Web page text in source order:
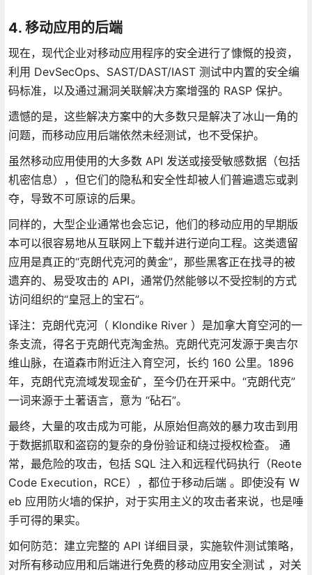
4. 移动应用的后端
现在，现代企业对移动应用程序的安全进行了慷慨的投资，
利用 DevSecOps、SAST/DAST/IAST 测试中内置的安全编
码标准，以及通过漏洞关联解决方案增强的 RASP 保护。
遗憾的是，这些解决方案中的大多数只是解决了冰山一角的
问题，而移动应用后端依然未经测试，也不受保护。
虽然移动应用使用的大多数 API 发送或接受敏感数据（包括
机密信息），但它们的隐私和安全性却被人们普遍遗忘或剥
夺，导致不可原谅的后果。
同样的，大型企业通常也会忘记，他们的移动应用的早期版
本可以很容易地从互联网上下载并进行逆向工程。这类遗留
应用是真正的“克朗代克河的黄金”，那些黑客正在找寻的被
遗弃的、易受攻击的 API，通常仍然能够以不受控制的方式
访问组织的“皇冠上的宝石”。
译注：克朗代克河（ Klondike River ）是加拿大育空河的一
条支流，得名于克朗代克淘金热。克朗代克河发源于奥吉尔
维山脉，在道森市附近注入育空河，长约 160 公里。1896
年，克朗代克流域发现金矿，至今仍在开采中。“克朗代克”
一词来源于土著语言，意为 “砧石”。
最终，大量的攻击成为可能，从原始但高效的暴力攻击到用
于数据抓取和盗窃的复杂的身份验证和绕过授权检查。 通
常，最危险的攻击，包括 SQL 注入和远程代码执行（Reote
Code Execution，RCE），都位于移动后端 。即使没有 W
eb 应用防火墙的保护，对于实用主义的攻击者来说，也是唾
手可得的果实。
如何防范：建立完整的 API 详细目录，实施软件测试策略，
对所有移动应用和后端进行免费的移动应用安全测试 ，对关